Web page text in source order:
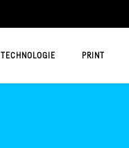
TECHNOLOGIE PRINT